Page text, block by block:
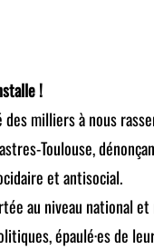
!
milliers à nous
Toulouse,
et antisocial.
au niveau national
épaulé·es de